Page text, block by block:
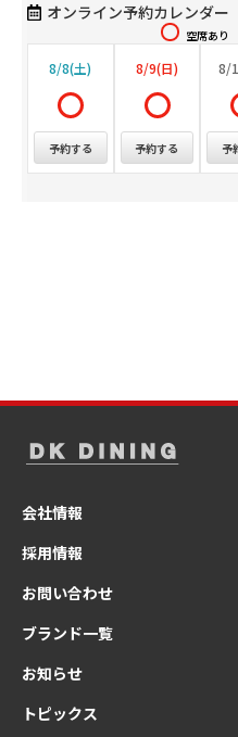
オンライン予約カレンダー
空席あり
8/8(土)
予約する
8/9(日)
予約する
8/
予
会社情報
採用情報
お問い合わせ
ブランド一覧
お知らせ
トピックス